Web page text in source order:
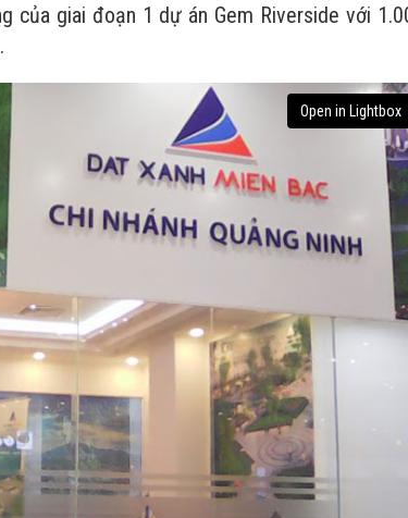
của giai đoạn 1 dự án Gem Riverside với
Open in Lightbox